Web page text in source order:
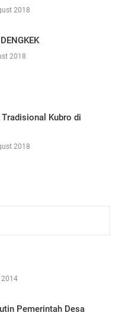
2018
2018
Tradisional Kubro di
2018
Pemerintah Desa